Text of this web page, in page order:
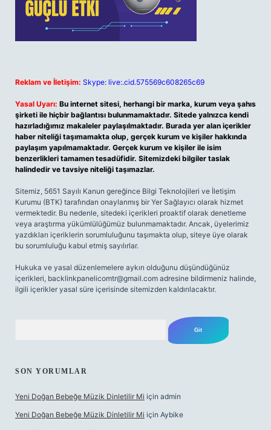
Reklam ve İletişim: Skype: live:.cid.575569c608265c69
Yasal Uyarı: Bu internet sitesi, herhangi bir marka, kurum veya şahıs
şirketi ile hiçbir bağlantısı bulunmamaktadır. Sitede yalnızca kendi
hazırladığımız makaleler paylaşılmaktadır. Burada yer alan içerikler
haber niteliği taşımamakta olup, gerçek kurum ve kişiler hakkında
paylaşım yapılmamaktadır. Gerçek kurum ve kişiler ile isim
benzerlikleri tamamen tesadüfidir. Sitemizdeki bilgiler taslak
halindedir ve tavsiye niteliği taşımazlar.
Sitemiz, 5651 Sayılı Kanun gereğince Bilgi Teknolojileri ve İletişim
Kurumu (BTK) tarafından onaylanmış bir Yer Sağlayıcı olarak hizmet
vermektedir. Bu nedenle, sitedeki içerikleri proaktif olarak denetleme
veya araştırma yükümlülüğümüz bulunmamaktadır. Ancak, üyelerimiz
yazdıkları içeriklerin sorumluluğunu taşımakta olup, siteye üye olarak
bu sorumluluğu kabul etmiş sayılırlar.
Hukuka ve yasal düzenlemelere aykırı olduğunu düşündüğünüz
içerikleri, backlinkpanelicomtr@gmail.com adresine bildirmeniz halinde,
ilgili içerikler yasal süre içerisinde sitemizden kaldırılacaktır.
SON YORUMLAR
Yeni Doğan Bebeğe Müzik Dinletilir Mi için admin
Yeni Doğan Bebeğe Müzik Dinletilir Mi için Aybike